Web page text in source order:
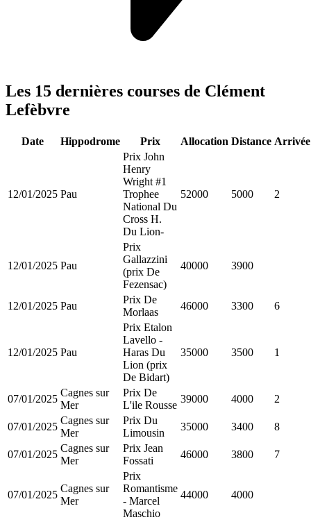
Les 15 dernières courses de Clément
Lefèbvre
Date Hippodrome Prix Allocation Distance Arrivée
12/01/2025 Pau
Prix John
Henry
Wright #1
Trophee
National Du
Cross H.
Du Lion-
52000 5000 2
12/01/2025 Pau
Prix
Gallazzini
(prix De
Fezensac)
40000 3900
12/01/2025 Pau
Prix De
Morlaas
46000 3300 6
12/01/2025 Pau
Prix Etalon
Lavello -
Haras Du
Lion (prix
De Bidart)
35000 3500 1
07/01/2025
Cagnes sur
Mer
Prix De
L'ile Rousse
39000 4000 2
07/01/2025
Cagnes sur
Mer
Prix Du
Limousin
35000 3400 8
07/01/2025
Cagnes sur
Mer
Prix Jean
Fossati
46000 3800 7
07/01/2025
Cagnes sur
Mer
Prix
Romantisme
- Marcel
Maschio
44000 4000